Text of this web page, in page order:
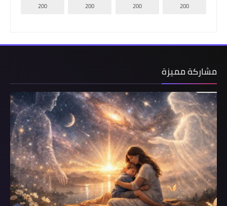
200
200
200
200
مشاركة مميزة